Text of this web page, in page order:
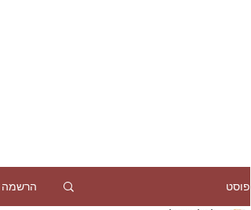
פוסט הרשמה